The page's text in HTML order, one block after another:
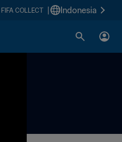
FIFA COLLECT Indonesia